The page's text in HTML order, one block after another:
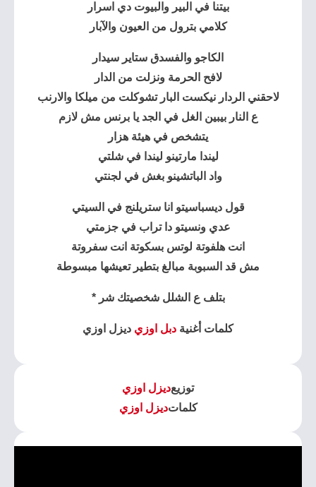
بيتنا في البير والبيوت دي اسرار
كلامي بترول من العيون والآبار
الكاجو والفسدق ستاير سيدار
لافح الحرمة ونزلت من الدار
لاحقني الردار نيكست البار تشوكلت من ميلكا والارنب
ع النار بيبين الغل في الجد يا برنس مش لازم
يتشخص في هيئة هزار
ليندا مارتينو ليندا في شلتي
واد الباتشينو بغش في لجنتي
قول ديسباسيتو انا ستريلنج في السيتي
عدي ونسيتو دا تراب في جزمتي
انت هلفوتة لوتس بسكوتة انت سفروتة
مش قد السبوبة مبالغ بتطير تعيشها مبسوطة
بتلف ع الشلل شخصيتك شر *
كلمات أغنية دبل اوزي ديزل اوزي
توزيعديزل اوزي
كلماتديزل اوزي